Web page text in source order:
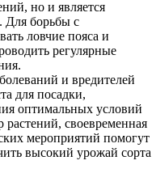
но и является
Для борьбы с
ловчие пояса и
регулярные
и вредителей
для посадки,
оптимальных условий
растений, своевременная
мероприятий помогут
высокий урожай сорта